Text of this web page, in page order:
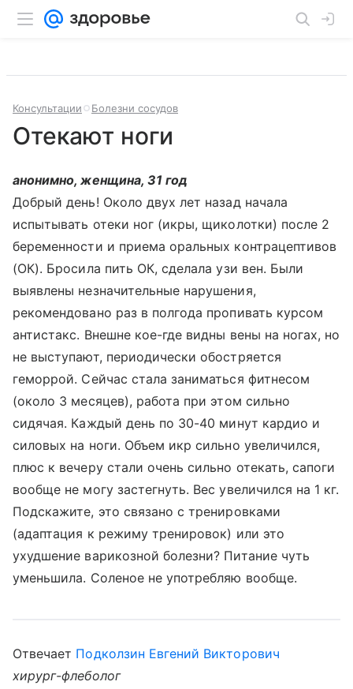
Консультации Болезни сосудов
Отекают ноги
анонимно, женщина, 31 год
Добрый день! Около двух лет назад начала
испытывать отеки ног (икры, щиколотки) после 2
беременности и приема оральных контрацептивов
(ОК). Бросила пить ОК, сделала узи вен. Были
выявлены незначительные нарушения,
рекомендовано раз в полгода пропивать курсом
антистакс. Внешне кое-где видны вены на ногах, но
не выступают, периодически обостряется
геморрой. Сейчас стала заниматься фитнесом
(около 3 месяцев), работа при этом сильно
сидячая. Каждый день по 30-40 минут кардио и
силовых на ноги. Объем икр сильно увеличился,
плюс к вечеру стали очень сильно отекать, сапоги
вообще не могу застегнуть. Вес увеличился на 1 кг.
Подскажите, это связано с тренировками
(адаптация к режиму тренировок) или это
ухудшение варикозной болезни? Питание чуть
уменьшила. Соленое не употребляю вообще.
Отвечает Подколзин Евгений Викторович
хирург-флеболог